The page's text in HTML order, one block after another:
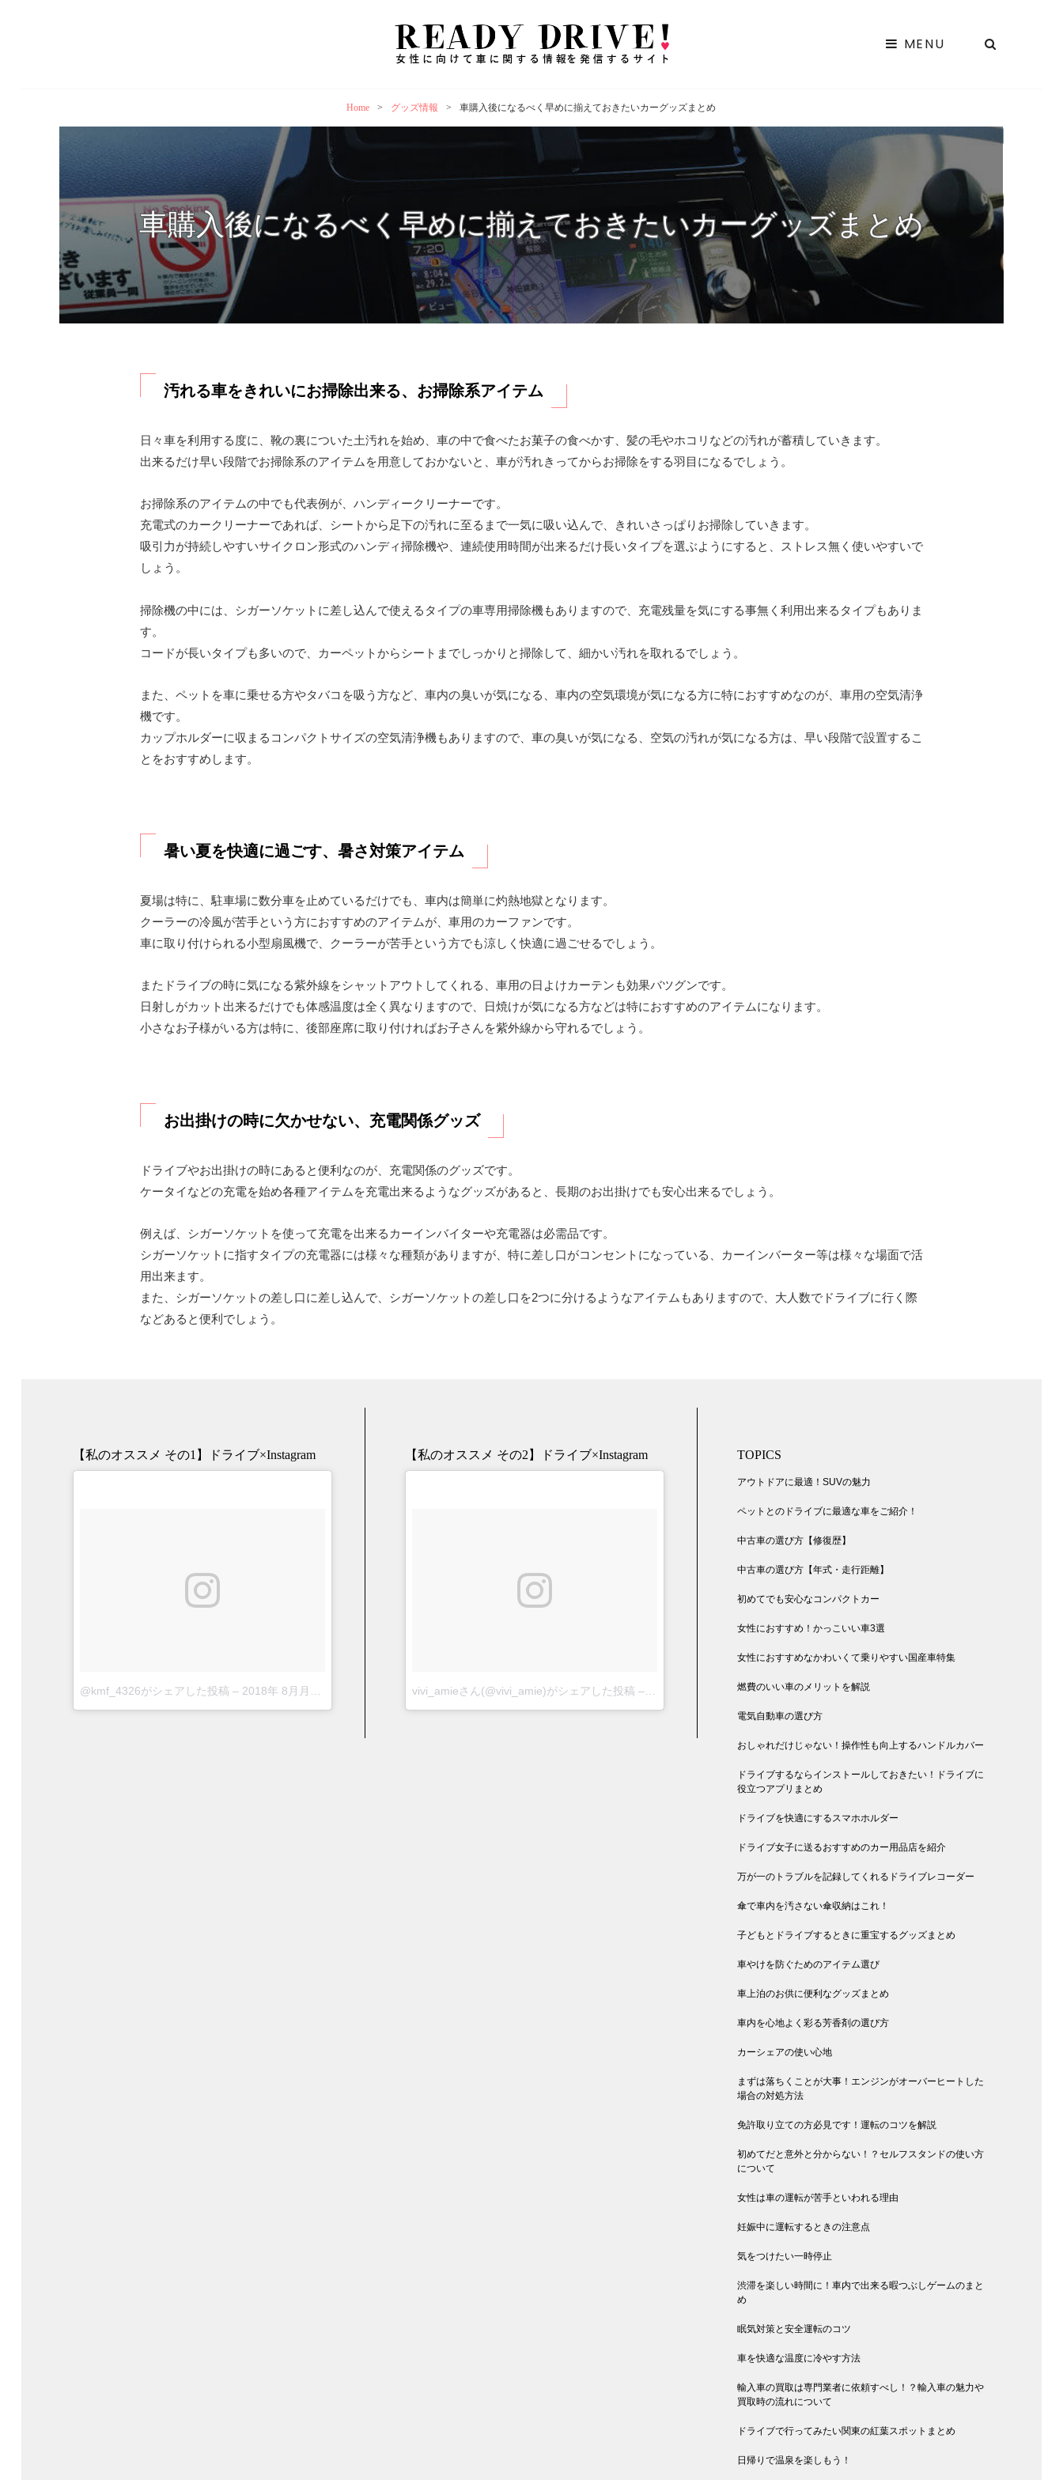
MENU
Home > グッズ情報 > 車購入後になるべく早めに揃えておきたいカーグッズまとめ
車購入後になるべく早めに揃えておきたいカーグッズまとめ
汚れる車をきれいにお掃除出来る、お掃除系アイテム
日々車を利用する度に、靴の裏についた土汚れを始め、車の中で食べたお菓子の食べかす、髪の毛やホコリなどの汚れが蓄積していきます。
出来るだけ早い段階でお掃除系のアイテムを用意しておかないと、車が汚れきってからお掃除をする羽目になるでしょう。
お掃除系のアイテムの中でも代表例が、ハンディークリーナーです。
充電式のカークリーナーであれば、シートから足下の汚れに至るまで一気に吸い込んで、きれいさっぱりお掃除していきます。
吸引力が持続しやすいサイクロン形式のハンディ掃除機や、連続使用時間が出来るだけ長いタイプを選ぶようにすると、ストレス無く使いやすいで
しょう。
掃除機の中には、シガーソケットに差し込んで使えるタイプの車専用掃除機もありますので、充電残量を気にする事無く利用出来るタイプもありま
す。
コードが長いタイプも多いので、カーペットからシートまでしっかりと掃除して、細かい汚れを取れるでしょう。
また、ペットを車に乗せる方やタバコを吸う方など、車内の臭いが気になる、車内の空気環境が気になる方に特におすすめなのが、車用の空気清浄
機です。
カップホルダーに収まるコンパクトサイズの空気清浄機もありますので、車の臭いが気になる、空気の汚れが気になる方は、早い段階で設置するこ
とをおすすめします。
暑い夏を快適に過ごす、暑さ対策アイテム
夏場は特に、駐車場に数分車を止めているだけでも、車内は簡単に灼熱地獄となります。
クーラーの冷風が苦手という方におすすめのアイテムが、車用のカーファンです。
車に取り付けられる小型扇風機で、クーラーが苦手という方でも涼しく快適に過ごせるでしょう。
またドライブの時に気になる紫外線をシャットアウトしてくれる、車用の日よけカーテンも効果バツグンです。
日射しがカット出来るだけでも体感温度は全く異なりますので、日焼けが気になる方などは特におすすめのアイテムになります。
小さなお子様がいる方は特に、後部座席に取り付ければお子さんを紫外線から守れるでしょう。
お出掛けの時に欠かせない、充電関係グッズ
ドライブやお出掛けの時にあると便利なのが、充電関係のグッズです。
ケータイなどの充電を始め各種アイテムを充電出来るようなグッズがあると、長期のお出掛けでも安心出来るでしょう。
例えば、シガーソケットを使って充電を出来るカーインバイターや充電器は必需品です。
シガーソケットに指すタイプの充電器には様々な種類がありますが、特に差し口がコンセントになっている、カーインバーター等は様々な場面で活
用出来ます。
また、シガーソケットの差し口に差し込んで、シガーソケットの差し口を2つに分けるようなアイテムもありますので、大人数でドライブに行く際
などあると便利でしょう。
【私のオススメ その1】ドライブ×Instagram
@kmf_4326がシェアした投稿 – 2018年 8月月23日午前5時04分PDT
【私のオススメ その2】ドライブ×Instagram
vivi_amieさん(@vivi_amie)がシェアした投稿 – 2018年 8月月30日午後5時24分PDT
TOPICS
アウトドアに最適！SUVの魅力
ペットとのドライブに最適な車をご紹介！
中古車の選び方【修復歴】
中古車の選び方【年式・走行距離】
初めてでも安心なコンパクトカー
女性におすすめ！かっこいい車3選
女性におすすめなかわいくて乗りやすい国産車特集
燃費のいい車のメリットを解説
電気自動車の選び方
おしゃれだけじゃない！操作性も向上するハンドルカバー
ドライブするならインストールしておきたい！ドライブに
役立つアプリまとめ
ドライブを快適にするスマホホルダー
ドライブ女子に送るおすすめのカー用品店を紹介
万が一のトラブルを記録してくれるドライブレコーダー
傘で車内を汚さない傘収納はこれ！
子どもとドライブするときに重宝するグッズまとめ
車やけを防ぐためのアイテム選び
車上泊のお供に便利なグッズまとめ
車内を心地よく彩る芳香剤の選び方
カーシェアの使い心地
まずは落ちくことが大事！エンジンがオーバーヒートした
場合の対処方法
免許取り立ての方必見です！運転のコツを解説
初めてだと意外と分からない！？セルフスタンドの使い方
について
女性は車の運転が苦手といわれる理由
妊娠中に運転するときの注意点
気をつけたい一時停止
渋滞を楽しい時間に！車内で出来る暇つぶしゲームのまと
め
眠気対策と安全運転のコツ
車を快適な温度に冷やす方法
輸入車の買取は専門業者に依頼すべし！？輸入車の魅力や
買取時の流れについて
ドライブで行ってみたい関東の紅葉スポットまとめ
日帰りで温泉を楽しもう！